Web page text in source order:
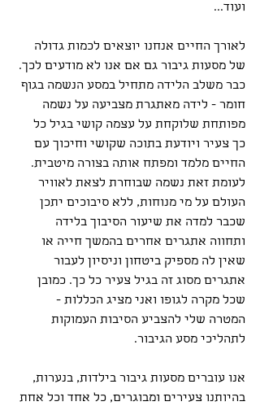
ועוד...
לאורך החיים אנחנו יוצאים לכמות גדולה
של מסעות גיבור גם אם אנו לא מודעים לכך.
כבר משלב הלידה מתחיל במסע הנשמה בגוף
חומר - לידה מאתגרת מצביעה על נשמה
מפותחת שלוקחת על עצמה קושי בגיל כל
כך צעיר ויודעת בתוכה שקושי וחיכוך עם
החיים מלמד ומפתח אותה בצורה מיטבית.
לעומת זאת נשמה שבוחרת לצאת לאוויר
העולם על מי מנוחות, ללא סיבוכים יתכן
שכבר למדה את שיעור הסיבוך בלידה
ותחווה אתגרים אחרים בהמשך חייה או
שאין לה מספיק ביטחון וניסיון לעבור
אתגרים מסוג זה בגיל צעיר כל כך. כמובן
שכל מקרה לגופו ואני מציג הכללות -
המטרה שלי להצביע הסיבות העמוקות
לתהליכי מסע הגיבור.
אנו עוברים מסעות גיבור בילדות, בנערות,
בהיותנו צעירים ומבוגרים, כל אחד וכל אחת